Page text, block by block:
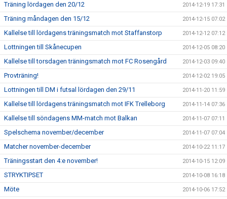
Träning lördagen den 20/12 2014-12-19 17:31
Träning måndagen den 15/12 2014-12-15 07:02
Kallelse till lördagens träningsmatch mot Staffanstorp 2014-12-12 07:12
Lottningen till Skånecupen 2014-12-05 08:20
Kallelse till torsdagen träningsmatch mot FC Rosengård 2014-12-03 09:40
Provträning! 2014-12-02 19:05
Lottningen till DM i futsal lördagen den 29/11 2014-11-20 11:59
Kallelse till lördagens träningsmatch mot IFK Trelleborg 2014-11-14 07:36
Kallelse till söndagens MM-match mot Balkan 2014-11-07 07:11
Spelschema november/december 2014-11-07 07:04
Matcher november-december 2014-10-22 11:17
Träningsstart den 4:e november! 2014-10-15 12:09
STRYKTIPSET 2014-10-08 16:18
Möte 2014-10-06 17:52